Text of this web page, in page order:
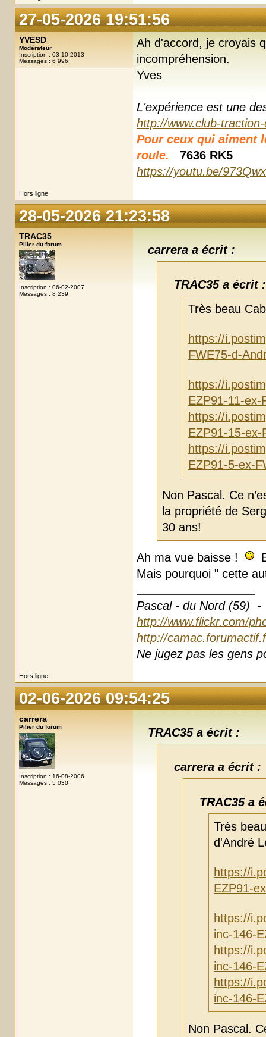
27-05-2026 19:51:56
YVESD
Modérateur
Inscription : 03-10-2013
Messages : 6 996
Ah d'accord, je croyais
incompréhension.
Yves
L'expérience est une
http://www.club-
Pour ceux qui aiment
roule.
7636 RK5
https://youtu.be/
Hors ligne
28-05-2026 21:23:58
TRAC35
Pilier du forum
Inscription : 06-02-2007
Messages : 8 239
carrera a écrit :
TRAC35 a écrit :
Très beau
https://
FWE75-d-
https://
EZP91-11-ex-
https://
EZP91-15-ex-
https://
EZP91-5-ex-
Non Pascal. Ce
la propriété de
30 ans!
Ah ma vue baisse !
Mais pourquoi " cette
Pascal - du Nord (59) -
http://www.flickr.com/
http://
Ne jugez pas les gens
Hors ligne
02-06-2026 09:54:25
carrera
Pilier du forum
Inscription : 16-08-2006
Messages : 5 030
TRAC35 a écrit :
carrera a écrit :
TRAC35 a
Très
d'André
https://
EZP91-
https://
inc-146-
https://
inc-146-
https://
inc-146-
Non Pascal.